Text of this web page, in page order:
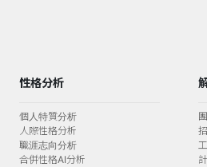
性格分析
個人特質分析
人際性格分析
職涯志向分析
合併性格AI分析